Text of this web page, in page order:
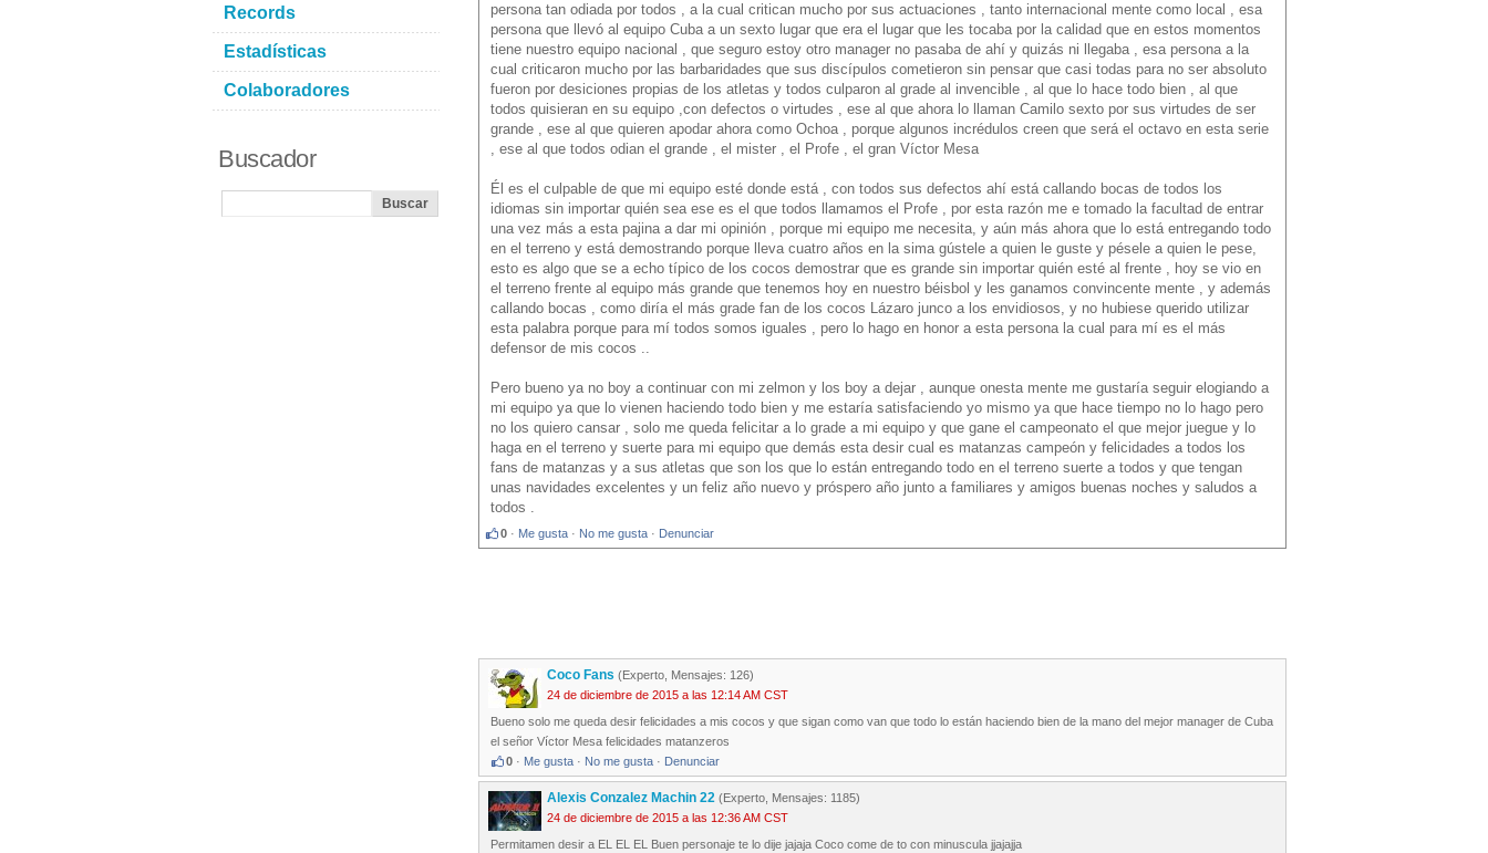
persona tan odiada por todos , a la cual critican mucho por sus actuaciones , tanto internacional mente como local , esa
persona que llevó al equipo Cuba a un sexto lugar que era el lugar que les tocaba por la calidad que en estos momentos
tiene nuestro equipo nacional , que seguro estoy otro manager no pasaba de ahí y quizás ni llegaba , esa persona a la
cual criticaron mucho por las barbaridades que sus discípulos cometieron sin pensar que casi todas para no ser absoluto
fueron por desiciones propias de los atletas y todos culparon al grade al invencible , al que lo hace todo bien , al que
todos quisieran en su equipo ,con defectos o virtudes , ese al que ahora lo llaman Camilo sexto por sus virtudes de ser
grande , ese al que quieren apodar ahora como Ochoa , porque algunos incrédulos creen que será el octavo en esta serie
, ese al que todos odian el grande , el mister , el Profe , el gran Víctor Mesa
Él es el culpable de que mi equipo esté donde está , con todos sus defectos ahí está callando bocas de todos los
idiomas sin importar quién sea ese es el que todos llamamos el Profe , por esta razón me e tomado la facultad de entrar
una vez más a esta pajina a dar mi opinión , porque mi equipo me necesita, y aún más ahora que lo está entregando todo
en el terreno y está demostrando porque lleva cuatro años en la sima gústele a quien le guste y pésele a quien le pese,
esto es algo que se a echo típico de los cocos demostrar que es grande sin importar quién esté al frente , hoy se vio en
el terreno frente al equipo más grande que tenemos hoy en nuestro béisbol y les ganamos convincente mente , y además
callando bocas , como diría el más grade fan de los cocos Lázaro junco a los envidiosos, y no hubiese querido utilizar
esta palabra porque para mí todos somos iguales , pero lo hago en honor a esta persona la cual para mí es el más
defensor de mis cocos ..
Pero bueno ya no boy a continuar con mi zelmon y los boy a dejar , aunque onesta mente me gustaría seguir elogiando a
mi equipo ya que lo vienen haciendo todo bien y me estaría satisfaciendo yo mismo ya que hace tiempo no lo hago pero
no los quiero cansar , solo me queda felicitar a lo grade a mi equipo y que gane el campeonato el que mejor juegue y lo
haga en el terreno y suerte para mi equipo que demás esta desir cual es matanzas campeón y felicidades a todos los
fans de matanzas y a sus atletas que son los que lo están entregando todo en el terreno suerte a todos y que tengan
unas navidades excelentes y un feliz año nuevo y próspero año junto a familiares y amigos buenas noches y saludos a
todos .
0 · Me gusta · No me gusta · Denunciar
Coco Fans (Experto, Mensajes: 126)
24 de diciembre de 2015 a las 12:14 AM CST
Bueno solo me queda desir felicidades a mis cocos y que sigan como van que todo lo están haciendo bien de la mano del mejor manager de Cuba
el señor Víctor Mesa felicidades matanzeros
0 · Me gusta · No me gusta · Denunciar
Alexis Conzalez Machin 22 (Experto, Mensajes: 1185)
24 de diciembre de 2015 a las 12:36 AM CST
Permitamen desir a EL EL EL Buen personaje te lo dije jajaja Coco come de to con minuscula jjajajja
Records
Estadísticas
Colaboradores
Buscador